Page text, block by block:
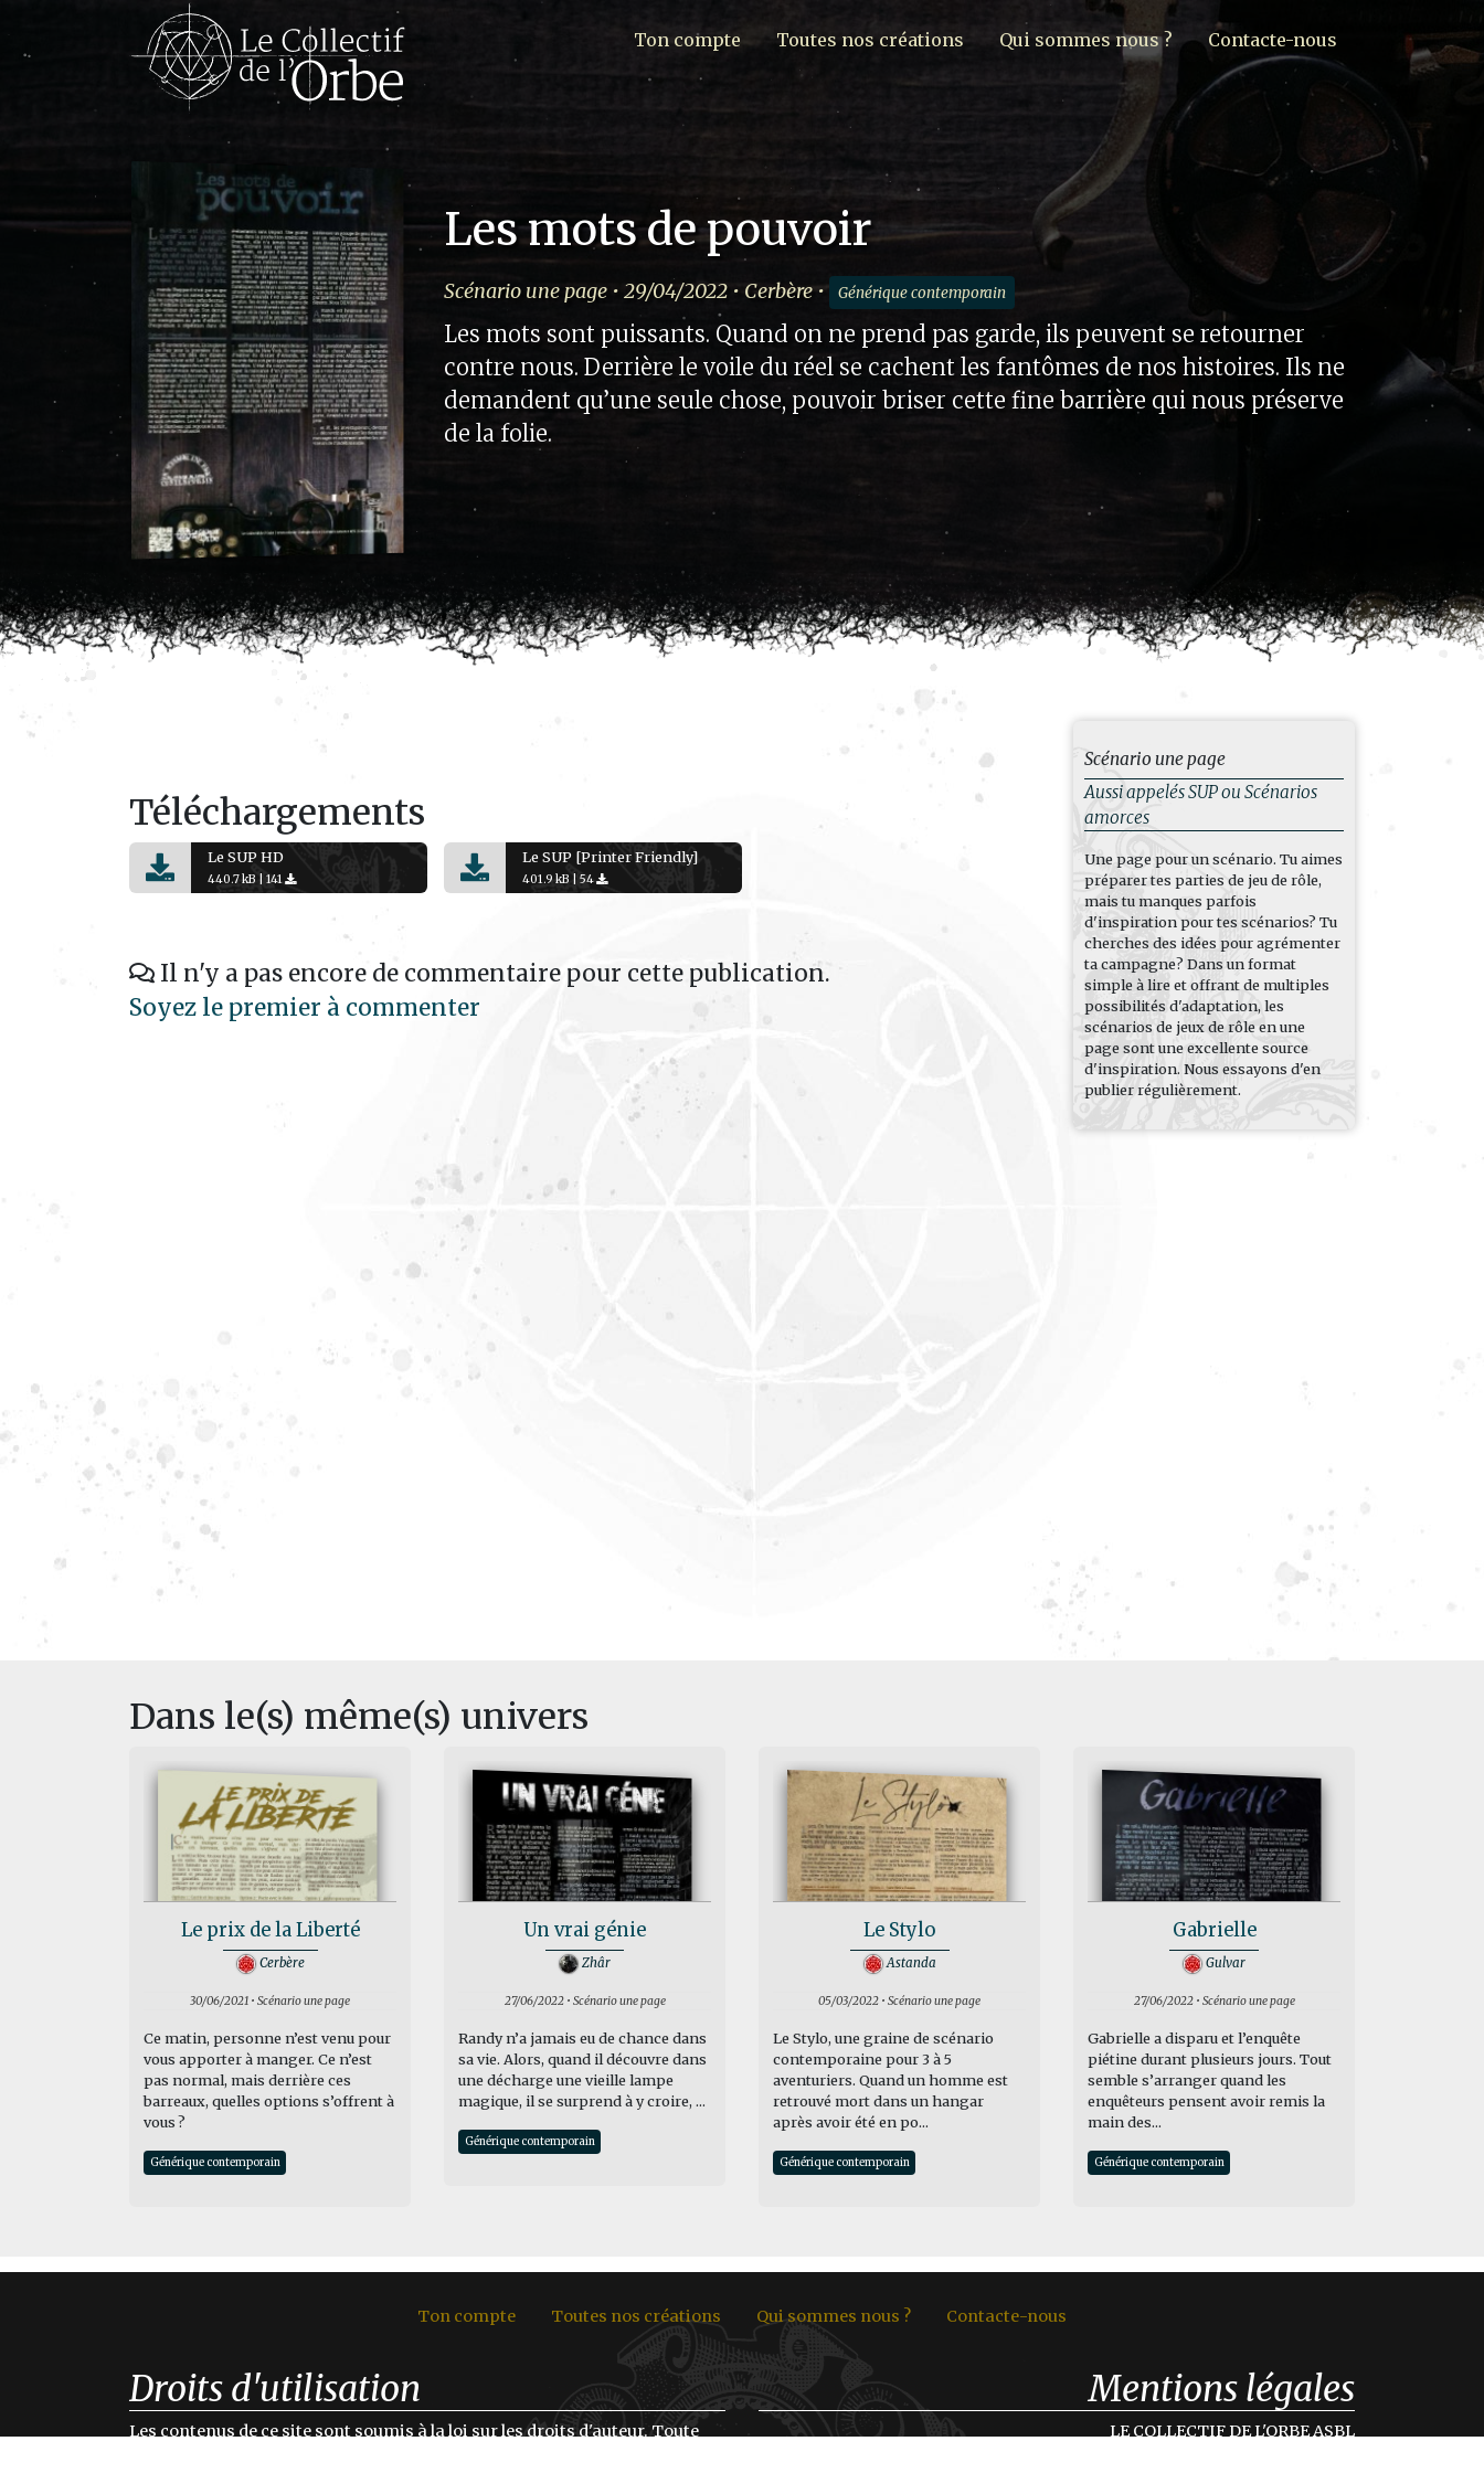
Ton compte Toutes nos créations Qui sommes nous ? Contacte-nous
Les mots de pouvoir
Scénario une page • 29/04/2022 • Cerbère • Générique contemporain
Les mots sont puissants. Quand on ne prend pas garde, ils peuvent se retourner
contre nous. Derrière le voile du réel se cachent les fantômes de nos histoires. Ils ne
demandent qu’une seule chose, pouvoir briser cette fine barrière qui nous préserve
de la folie.
Téléchargements
Le SUP HD
440.7 kB |141
Le SUP [Printer Friendly]
401.9 kB |54
Il n'y a pas encore de commentaire pour cette publication.
Soyez le premier à commenter
Scénario une page
Aussi appelés SUP ou Scénarios
amorces
Une page pour un scénario. Tu aimes
préparer tes parties de jeu de rôle,
mais tu manques parfois
d'inspiration pour tes scénarios? Tu
cherches des idées pour agrémenter
ta campagne? Dans un format
simple à lire et offrant de multiples
possibilités d'adaptation, les
scénarios de jeux de rôle en une
page sont une excellente source
d'inspiration. Nous essayons d'en
publier régulièrement.
Dans le(s) même(s) univers
Le prix de la Liberté
Cerbère
30/06/2021 • Scénario une page
Ce matin, personne n’est venu pour
vous apporter à manger. Ce n’est
pas normal, mais derrière ces
barreaux, quelles options s’offrent à
vous ?
Générique contemporain
Un vrai génie
Zhâr
27/06/2022 • Scénario une page
Randy n’a jamais eu de chance dans
sa vie. Alors, quand il découvre dans
une décharge une vieille lampe
magique, il se surprend à y croire, ...
Générique contemporain
Le Stylo
Astanda
05/03/2022 • Scénario une page
Le Stylo, une graine de scénario
contemporaine pour 3 à 5
aventuriers. Quand un homme est
retrouvé mort dans un hangar
après avoir été en po...
Générique contemporain
Gabrielle
Gulvar
27/06/2022 • Scénario une page
Gabrielle a disparu et l’enquête
piétine durant plusieurs jours. Tout
semble s’arranger quand les
enquêteurs pensent avoir remis la
main des...
Générique contemporain
Ton compte Toutes nos créations Qui sommes nous ? Contacte-nous
Droits d'utilisation
Les contenus de ce site sont soumis à la loi sur les droits d'auteur. Toute
Mentions légales
LE COLLECTIF DE L'ORBE ASBL